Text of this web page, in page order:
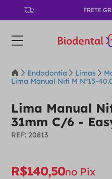
FRETE
Endodontia Limas
Lima Manual Niti M Nº15-
Lima Manual
31mm C/6 -
: 20813
R$140,50no Pix